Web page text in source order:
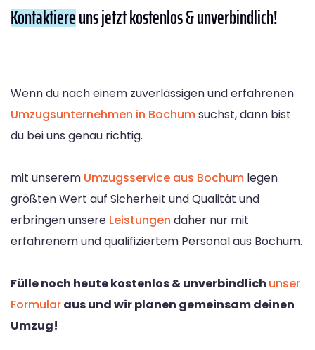
Kontaktiereuns jetzt kostenlos & unverbindlich!
Wenn du nach einem zuverlässigen und erfahrenen
Umzugsunternehmen in Bochumsuchst, dann bist
du bei uns genau richtig.
mit unserem Umzugsservice aus Bochum legen
größten Wert auf Sicherheit und Qualität und
erbringen unsere Leistungen daher nur mit
erfahrenem und qualifiziertem Personal aus Bochum.
Fülle noch heute kostenlos & unverbindlich unser
Formularaus und wir planen gemeinsam deinen
Umzug!